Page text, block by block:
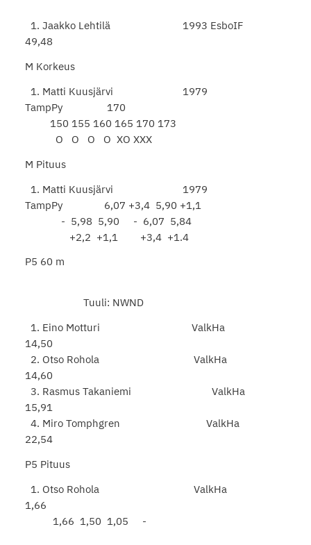
1. Jaakko Lehtilä 1993 EsboIF
49,48
M Korkeus
1. Matti Kuusjärvi 1979
TampPy 170
150 155 160 165 170 173
O O O O XO XXX
M Pituus
1. Matti Kuusjärvi 1979
TampPy 6,07 +3,4 5,90 +1,1
- 5,98 5,90 - 6,07 5,84
+2,2 +1,1 +3,4 +1.4
P5 60 m
Tuuli: NWND
1. Eino Motturi ValkHa
14,50
2. Otso Rohola ValkHa
14,60
3. Rasmus Takaniemi ValkHa
15,91
4. Miro Tomphgren ValkHa
22,54
P5 Pituus
1. Otso Rohola ValkHa
1,66
1,66 1,50 1,05 -